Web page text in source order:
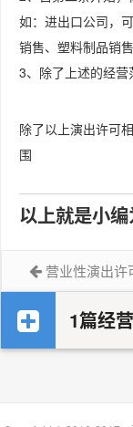
如：进出口公司，
销售、塑料制品销售
3、除了上述的经
除了以上演出许可
围
以上就是小编
营业性演出许
1篇经